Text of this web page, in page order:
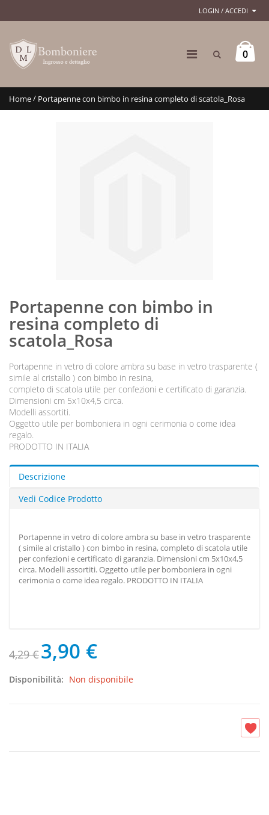
LOGIN / ACCEDI
0
Home/ Portapenne con bimbo in resina completo di scatola_Rosa
Portapenne con bimbo in
resina completo di
scatola_Rosa
Portapenne in vetro di colore ambra su base in vetro trasparente (
simile al cristallo ) con bimbo in resina,
completo di scatola utile per confezioni e certificato di garanzia.
Dimensioni cm 5x10x4,5 circa.
Modelli assortiti.
Oggetto utile per bomboniera in ogni cerimonia o come idea
regalo.
PRODOTTO IN ITALIA
Descrizione
Vedi Codice Prodotto
Portapenne in vetro di colore ambra su base in vetro trasparente
( simile al cristallo ) con bimbo in resina, completo di scatola utile
per confezioni e certificato di garanzia. Dimensioni cm 5x10x4,5
circa. Modelli assortiti. Oggetto utile per bomboniera in ogni
cerimonia o come idea regalo. PRODOTTO IN ITALIA
4,29 €3,90 €
Disponibilità: Non disponibile